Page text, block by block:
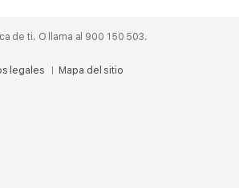
de ti. O llama al 900 150 503.
legales Mapa del sitio